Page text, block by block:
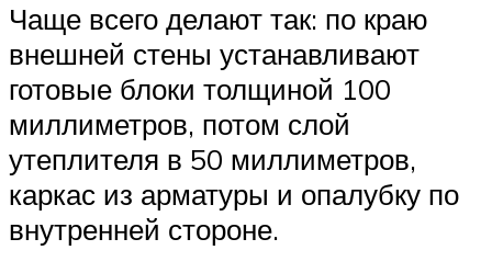
Чаще всего делают так: по краю
внешней стены устанавливают
готовые блоки толщиной 100
миллиметров, потом слой
утеплителя в 50 миллиметров,
каркас из арматуры и опалубку по
внутренней стороне.